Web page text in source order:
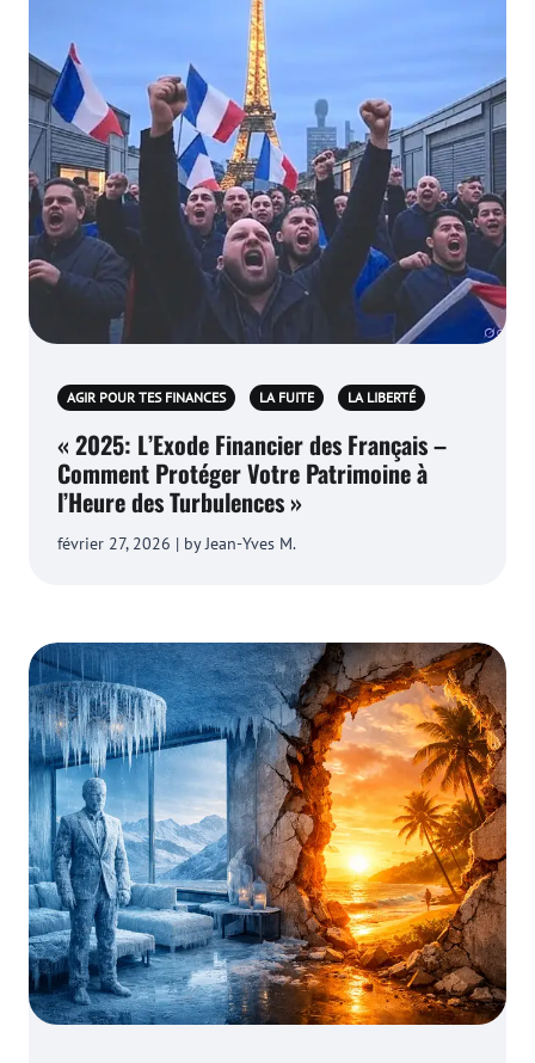
AGIR POUR TES FINANCES LA FUITE LA LIBERTÉ
« 2025: L’Exode Financier des Français –
Comment Protéger Votre Patrimoine à
l’Heure des Turbulences »
février 27, 2026 | by Jean-Yves M.